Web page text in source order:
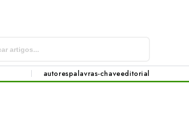
autorespalavras-chaveeditorial